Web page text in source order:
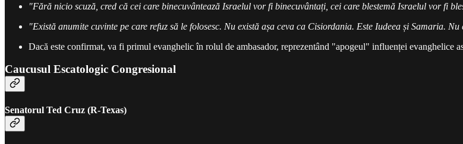
"Fără nicio scuză, cred că cei care binecuvântează Israelul vor fi binecuvântați, cei care blestemă Israelul vor fi
"Există anumite cuvinte pe care refuz să le folosesc. Nu există așa ceva ca Cisiordania. Este Iudeea și Samaria.
Dacă este confirmat, va fi primul evanghelic în rolul de ambasador, reprezentând "apogeul" influenței evanghelice
Caucusul Escatologic Congresional
Senatorul Ted Cruz (R-Texas)